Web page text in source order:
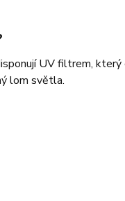
UV filtrem,
lom světla.